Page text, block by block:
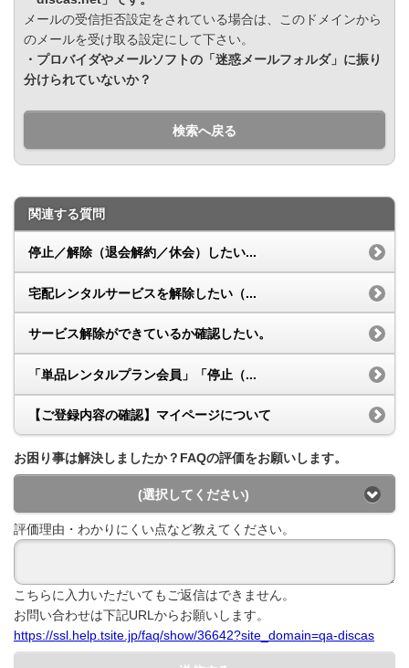
メールの受信拒否設定をされている場合は、このドメインから
のメールを受け取る設定にして下さい。
・プロバイダやメールソフトの「迷惑メールフォルダ」に振り
分けられていないか？
検索へ戻る
関連する質問
停止／解除（退会解約／休会）したい...
宅配レンタルサービスを解除したい（...
サービス解除ができているか確認したい。
「単品レンタルプラン会員」「停止（...
【ご登録内容の確認】マイページについて
お困り事は解決しましたか？FAQの評価をお願いします。
(選択してください)
評価理由・わかりにくい点など教えてください。
こちらに入力いただいてもご返信はできません。
お問い合わせは下記URLからお願いします。
https://ssl.help.tsite.jp/faq/show/36642?site_domain=qa-discas